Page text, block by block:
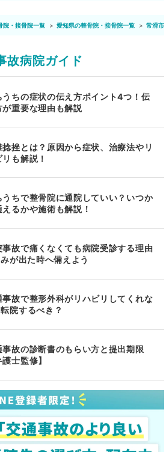
院・接骨院一覧 愛知県の整骨院・接骨院一覧 常滑市
故病院ガイド
うちの症状の伝え方ポイント4つ！伝
が重要な理由も解説
捻挫とは？原因から症状、治療法やリ
も解説！
うちで整骨院に通院していい？いつか
えるかや施術も解説！
事故で痛くなくても病院受診する理由
が出た時へ備えよう
事故で整形外科がリハビリしてくれな
院するべき？
事故の診断書のもらい方と提出期限
護士監修】